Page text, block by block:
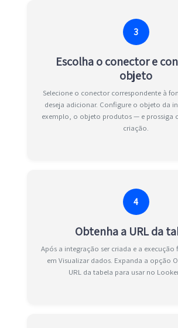
3
Escolha o conector e
objeto
Selecione o conector correspondente à
deseja adicionar. Configure o objeto da
exemplo, o objeto produtos — e prossiga
criação.
4
Obtenha a URL da
Após a integração ser criada e a
em Visualizar dados. Expanda a opção
URL da tabela para usar no